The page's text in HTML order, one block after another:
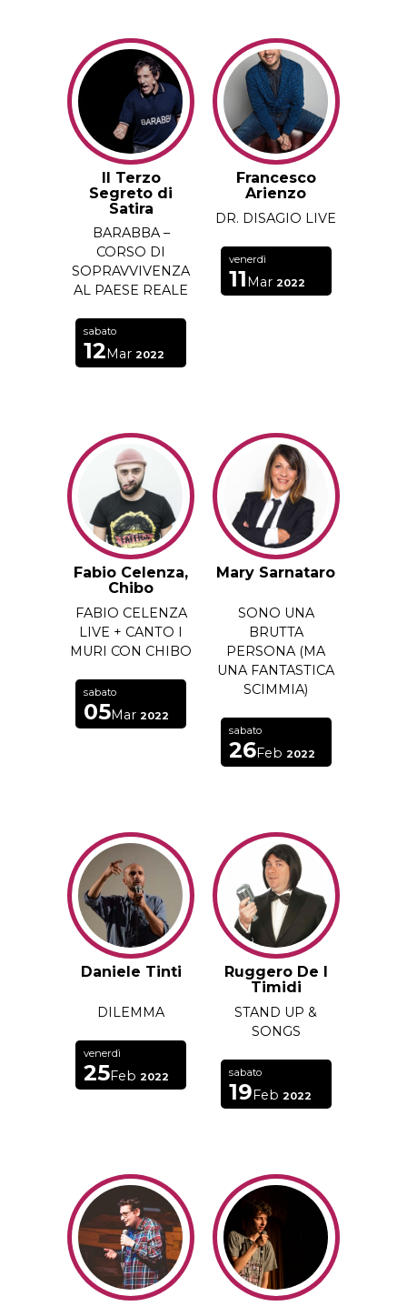
Il Terzo
Segreto di
Satira
BARABBA –
CORSO DI
SOPRAVVIVENZA
AL PAESE REALE
sabato
12Mar 2022
Francesco
Arienzo
DR. DISAGIO LIVE
venerdì
11Mar 2022
Fabio Celenza,
Chibo
FABIO CELENZA
LIVE + CANTO I
MURI CON CHIBO
sabato
05Mar 2022
Mary Sarnataro
SONO UNA
BRUTTA
PERSONA (MA
UNA FANTASTICA
SCIMMIA)
sabato
26Feb 2022
Daniele Tinti
DILEMMA
venerdì
25Feb 2022
Ruggero De I
Timidi
STAND UP &
SONGS
sabato
19Feb 2022